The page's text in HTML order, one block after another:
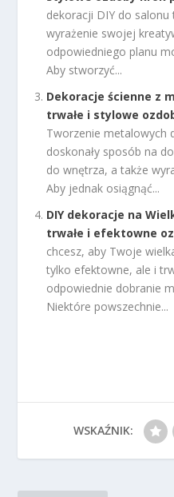
dekoracji DIY do
wyrażenie swojej
odpowiedniego planu
Aby stworzyć...
Dekoracje ścienne z
trwałe i stylowe
Tworzenie metalowych
doskonały sposób na
do wnętrza, a także
Aby jednak osiągnąć...
DIY dekoracje na
trwałe i efektowne
chcesz, aby Twoje
tylko efektowne, ale i
odpowiednie dobranie
Niektóre powszechnie...
WSKAŹNIK: